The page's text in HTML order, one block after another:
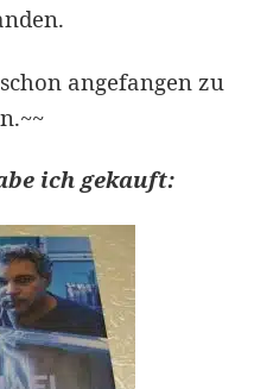
angefangen zu
ich gekauft: